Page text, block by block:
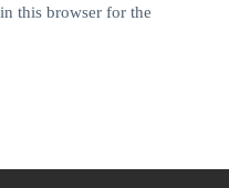
this browser for the